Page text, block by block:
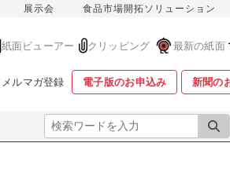
展示会 食品市場開拓ソリューション
紙面ビューアー クリッピング 最新の紙面
メルマガ登録 電子版のお申込み 新聞の
検